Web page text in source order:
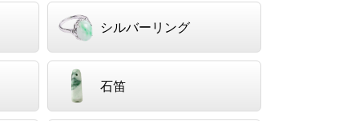
シルバーリング
石笛